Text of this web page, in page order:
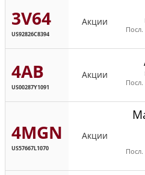
3V64
US92826C8394
Акции
Посл.
4AB
US00287Y1091
Акции
Посл.
4MGN
US57667L1070
Акции
Посл.